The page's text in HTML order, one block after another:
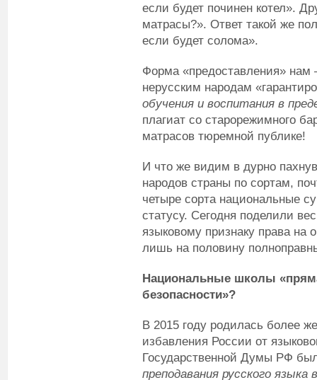
если будет починен котел».
матрасы?». Ответ такой же
если будет солома».
Форма «предоставления» нам
нерусским народам
обучения и воспитания в
плагиат со старорежимного
матрасов тюремной публике!
И что же видим в дурно
народов страны по сортам,
четыре сорта национальные
статусу. Сегодня поделили
языковому признаку права на
лишь на половину
Национальные школы
безопасности»?
В 2015 году родилась более
избавления России от
Государственной Думы РФ
преподавания русского